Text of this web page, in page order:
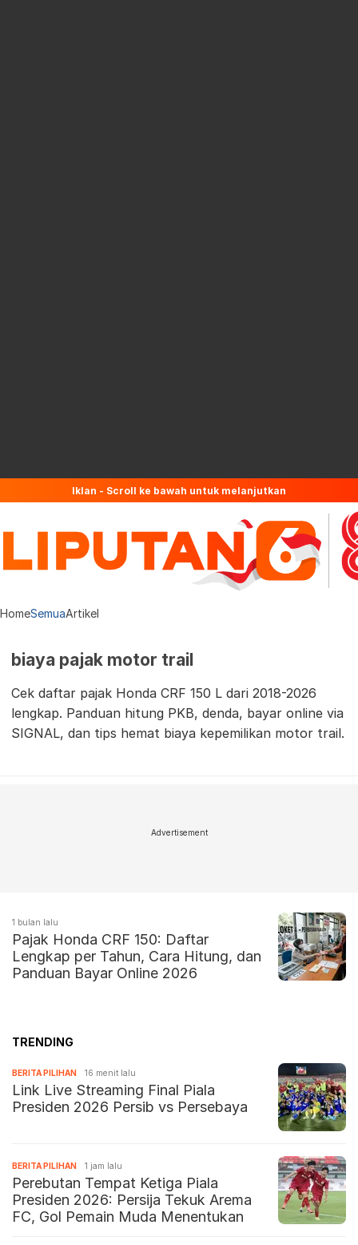
Iklan - Scroll ke bawah untuk melanjutkan
HomeSemuaArtikel
biaya pajak motor trail
Cek daftar pajak Honda CRF 150 L dari 2018-2026
lengkap. Panduan hitung PKB, denda, bayar online via
SIGNAL, dan tips hemat biaya kepemilikan motor trail.
Advertisement
1 bulan lalu
Pajak Honda CRF 150: Daftar
Lengkap per Tahun, Cara Hitung, dan
Panduan Bayar Online 2026
TRENDING
BERITA PILIHAN 16 menit lalu
Link Live Streaming Final Piala
Presiden 2026 Persib vs Persebaya
BERITA PILIHAN 1 jam lalu
Perebutan Tempat Ketiga Piala
Presiden 2026: Persija Tekuk Arema
FC, Gol Pemain Muda Menentukan